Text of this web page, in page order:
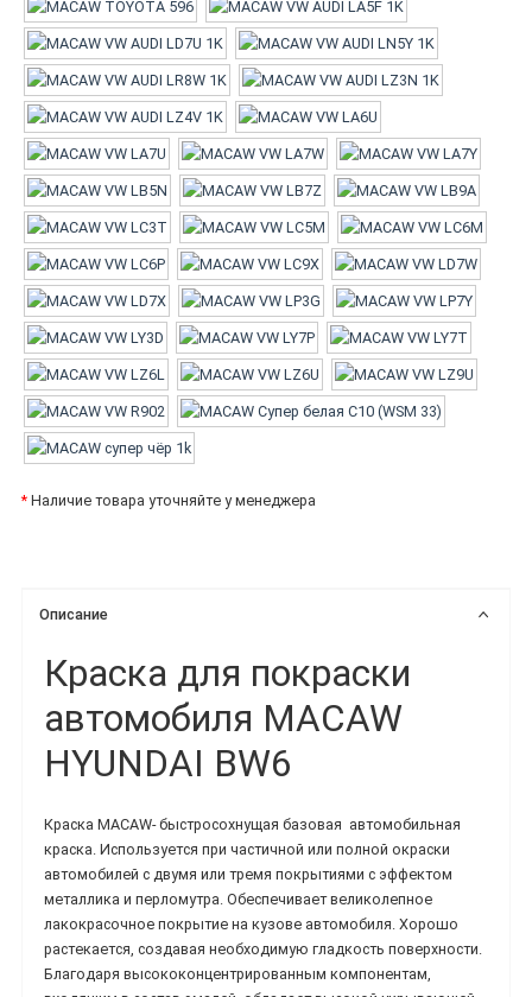
* Наличие товара уточняйте у менеджера
Описание
Краска для покраски
автомобиля MACAW
HYUNDAI BW6
Краска MACAW-быстросохнущая базовая автомобильная
краска. Используется при частичной или полной окраски
автомобилей с двумя или тремя покрытиями с эффектом
металлика и перломутра. Обеспечивает великолепное
лакокрасочное покрытие на кузове автомобиля. Хорошо
растекается, создавая необходимую гладкость поверхности.
Благодаря высококонцентрированным компонентам,